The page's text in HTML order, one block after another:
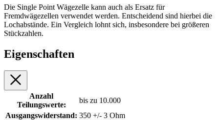
Die Single Point Wägezelle kann auch als Ersatz für
Fremdwägezellen verwendet werden. Entscheidend sind hierbei die
Lochabstände. Ein Vergleich lohnt sich, insbesondere bei größeren
Stückzahlen.
Eigenschaften
Anzahl
Teilungswerte:
bis zu 10.000
Ausgangswiderstand: 350 +/- 3 Ohm